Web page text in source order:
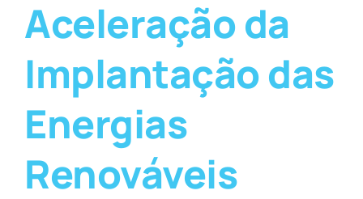
Aceleração da
Implantação das
Energias
Renováveis